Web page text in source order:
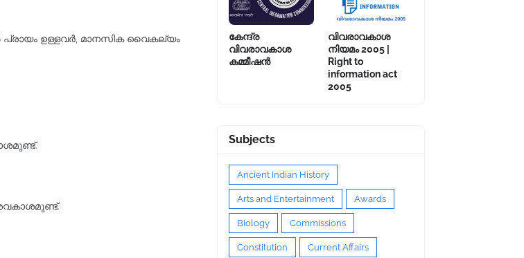
പ്രായം ഉള്ളവര്‍, മാനസിക വൈകല്യം
കേന്ദ്ര
വിവരാവകാശ
കമ്മീഷൻ
വിവരാവകാശ
നിയമം 2005 |
Right to
information act
2005
Subjects
Ancient Indian History
Arts and Entertainment Awards
Biology Commissions
Constitution Current Affairs